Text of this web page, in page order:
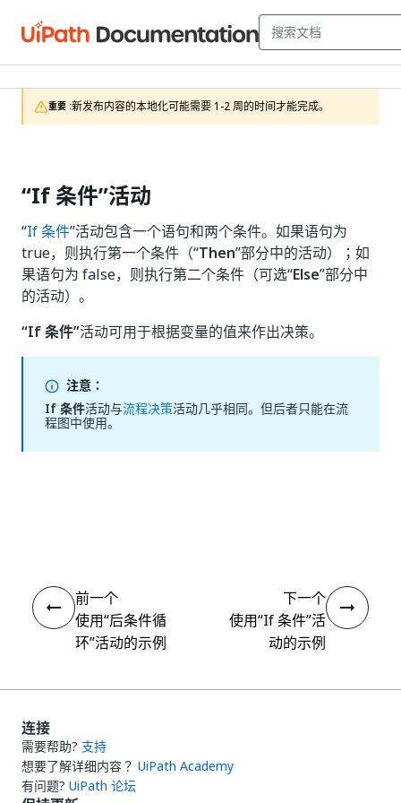
重要 :新发布内容的本地化可能需要 1-2 周的时间才能完成。
“If 条件”活动
“If 条件”活动包含一个语句和两个条件。如果语句为
true，则执行第一个条件（“Then”部分中的活动）；如
果语句为 false，则执行第二个条件（可选“Else”部分中
的活动）。
“If 条件”活动可用于根据变量的值来作出决策。
注意：
If 条件活动与流程决策活动几乎相同。但后者只能在流
程图中使用。
前一个
使用“后条件循
环”活动的示例
下一个
使用“If 条件”活
动的示例
连接
需要帮助? 支持
想要了解详细内容？ UiPath Academy
有问题? UiPath 论坛